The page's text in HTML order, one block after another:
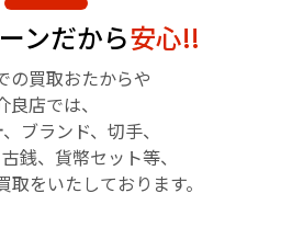
ンだから安心!!
の買取おたからや
良店では、
ブランド、切手、
銭、貨幣セット等、
取をいたしております。